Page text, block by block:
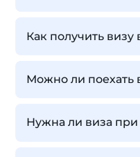
Как получить
Можно ли поехать
Нужна ли виза